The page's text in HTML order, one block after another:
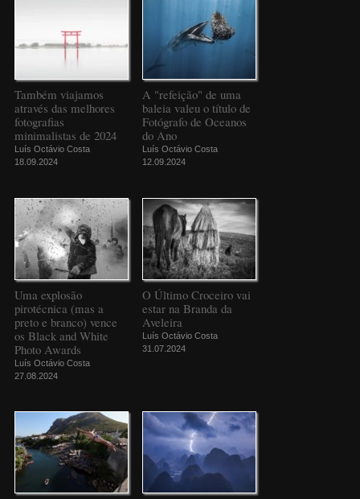
Também viajamos
através das melhores
fotografias
minimalistas de 2024
Luís Octávio Costa
18.09.2024
A "refeição" de uma
baleia valeu o título de
Fotógrafo de Oceanos
do Ano
Luís Octávio Costa
12.09.2024
Uma explosão
pirotécnica (mas a
preto e branco) vence
os Black and White
Photo Awards
Luís Octávio Costa
27.08.2024
O Último Croceiro vai
estar na Branda da
Aveleira
Luís Octávio Costa
31.07.2024